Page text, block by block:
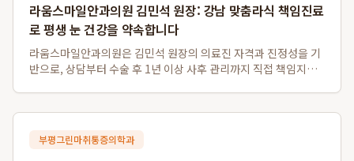
라움스마일안과의원 김민석 원장: 강남 맞춤라식 책임진료
로 평생 눈 건강을 약속합니다
라움스마일안과의원은 김민석 원장의 의료진 자격과 진정성을 기
반으로, 상담부터 수술 후 1년 이상 사후 관리까지 직접 책임지는
스마일라식, 라섹, 안내렌즈삽...
부평그린마취통증의학과